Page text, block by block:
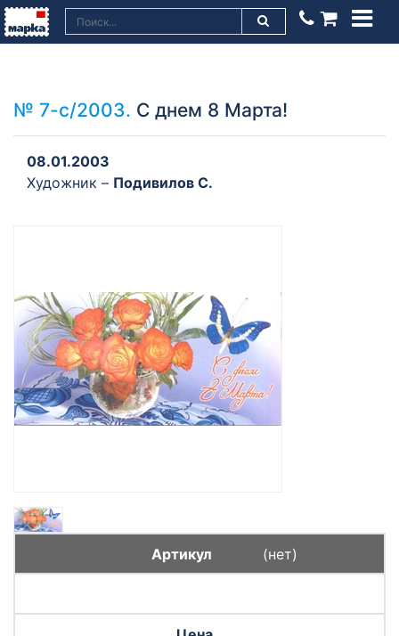
№ 7-с/2003. С днем 8 Марта!
08.01.2003
Художник – Подивилов С.
(нет)